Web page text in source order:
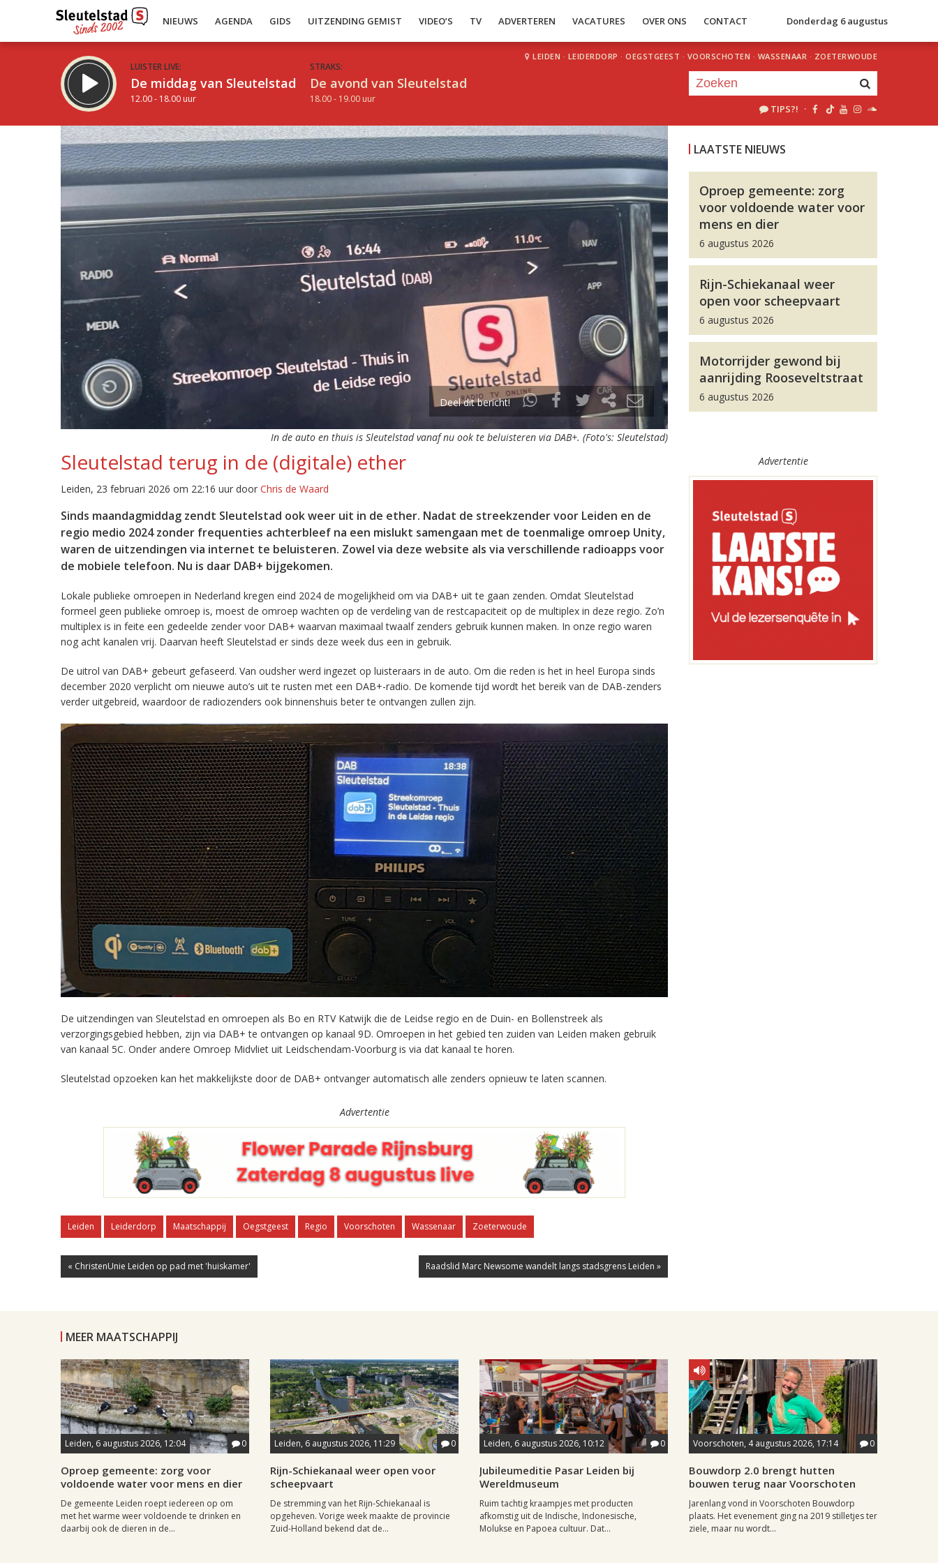
NIEUWS AGENDA GIDS UITZENDING GEMIST VIDEO’S TV ADVERTEREN VACATURES OVER ONS CONTACT Donderdag 6 augustus
LUISTER LIVE:
De middag van Sleutelstad
12.00 - 18.00 uur
STRAKS:
De avond van Sleutelstad
18.00 - 19.00 uur
LEIDEN · LEIDERDORP · OEGSTGEEST · VOORSCHOTEN · WASSENAAR · ZOETERWOUDE
TIPS?! ·
Deel dit bericht!
In de auto en thuis is Sleutelstad vanaf nu ook te beluisteren via DAB+. (Foto's: Sleutelstad)
Sleutelstad terug in de (digitale) ether
Leiden, 23 februari 2026 om 22:16 uur door Chris de Waard
Sinds maandagmiddag zendt Sleutelstad ook weer uit in de ether. Nadat de streekzender voor Leiden en de
regio medio 2024 zonder frequenties achterbleef na een mislukt samengaan met de toenmalige omroep Unity,
waren de uitzendingen via internet te beluisteren. Zowel via deze website als via verschillende radioapps voor
de mobiele telefoon. Nu is daar DAB+ bijgekomen.
Lokale publieke omroepen in Nederland kregen eind 2024 de mogelijkheid om via DAB+ uit te gaan zenden. Omdat Sleutelstad
formeel geen publieke omroep is, moest de omroep wachten op de verdeling van de restcapaciteit op de multiplex in deze regio. Zo’n
multiplex is in feite een gedeelde zender voor DAB+ waarvan maximaal twaalf zenders gebruik kunnen maken. In onze regio waren
nog acht kanalen vrij. Daarvan heeft Sleutelstad er sinds deze week dus een in gebruik.
De uitrol van DAB+ gebeurt gefaseerd. Van oudsher werd ingezet op luisteraars in de auto. Om die reden is het in heel Europa sinds
december 2020 verplicht om nieuwe auto’s uit te rusten met een DAB+-radio. De komende tijd wordt het bereik van de DAB-zenders
verder uitgebreid, waardoor de radiozenders ook binnenshuis beter te ontvangen zullen zijn.
De uitzendingen van Sleutelstad en omroepen als Bo en RTV Katwijk die de Leidse regio en de Duin- en Bollenstreek als
verzorgingsgebied hebben, zijn via DAB+ te ontvangen op kanaal 9D. Omroepen in het gebied ten zuiden van Leiden maken gebruik
van kanaal 5C. Onder andere Omroep Midvliet uit Leidschendam-Voorburg is via dat kanaal te horen.
Sleutelstad opzoeken kan het makkelijkste door de DAB+ ontvanger automatisch alle zenders opnieuw te laten scannen.
Advertentie
Leiden Leiderdorp Maatschappij Oegstgeest Regio Voorschoten Wassenaar Zoeterwoude
« ChristenUnie Leiden op pad met 'huiskamer' Raadslid Marc Newsome wandelt langs stadsgrens Leiden »
LAATSTE NIEUWS
Oproep gemeente: zorg
voor voldoende water voor
mens en dier
6 augustus 2026
Rijn-Schiekanaal weer
open voor scheepvaart
6 augustus 2026
Motorrijder gewond bij
aanrijding Rooseveltstraat
6 augustus 2026
Advertentie
MEER MAATSCHAPPIJ
Leiden, 6 augustus 2026, 12:04 0
Oproep gemeente: zorg voor
voldoende water voor mens en dier
De gemeente Leiden roept iedereen op om
met het warme weer voldoende te drinken en
daarbij ook de dieren in de...
Leiden, 6 augustus 2026, 11:29 0
Rijn-Schiekanaal weer open voor
scheepvaart
De stremming van het Rijn-Schiekanaal is
opgeheven. Vorige week maakte de provincie
Zuid-Holland bekend dat de...
Leiden, 6 augustus 2026, 10:12 0
Jubileumeditie Pasar Leiden bij
Wereldmuseum
Ruim tachtig kraampjes met producten
afkomstig uit de Indische, Indonesische,
Molukse en Papoea cultuur. Dat...
Voorschoten, 4 augustus 2026, 17:14 0
Bouwdorp 2.0 brengt hutten
bouwen terug naar Voorschoten
Jarenlang vond in Voorschoten Bouwdorp
plaats. Het evenement ging na 2019 stilletjes ter
ziele, maar nu wordt...